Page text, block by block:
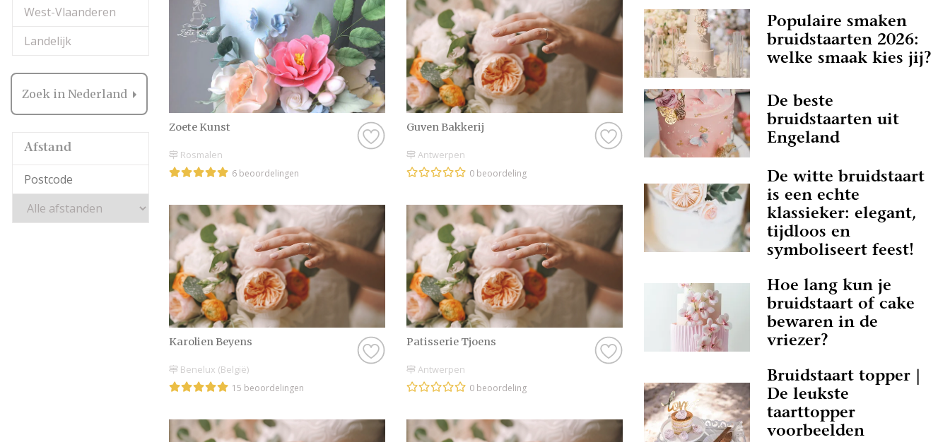
West-Vlaanderen
Landelijk
Zoek in Nederland
Afstand
Zoete Kunst
Rosmalen
6 beoordelingen
Guven Bakkerij
Antwerpen
0 beoordeling
Karolien Beyens
Benelux (België)
15 beoordelingen
Patisserie Tjoens
Antwerpen
0 beoordeling
Populaire smaken
bruidstaarten 2026:
welke smaak kies jij?
De beste
bruidstaarten uit
Engeland
De witte bruidstaart
is een echte
klassieker: elegant,
tijdloos en
symboliseert feest!
Hoe lang kun je
bruidstaart of cake
bewaren in de
vriezer?
Bruidstaart topper |
De leukste
taarttopper
voorbeelden